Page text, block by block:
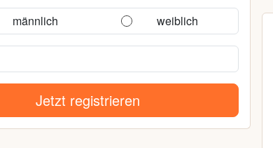
männlich weiblich
Jetzt registrieren